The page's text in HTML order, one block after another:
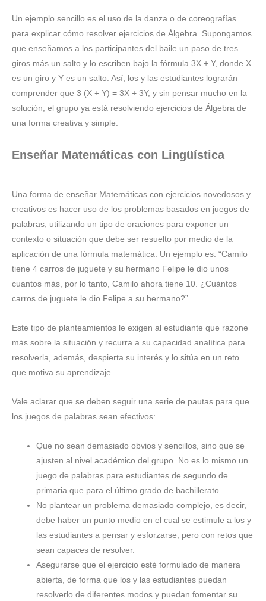
Un ejemplo sencillo es el uso de la danza o de coreografías
para explicar cómo resolver ejercicios de Álgebra. Supongamos
que enseñamos a los participantes del baile un paso de tres
giros más un salto y lo escriben bajo la fórmula 3X + Y, donde X
es un giro y Y es un salto. Así, los y las estudiantes lograrán
comprender que 3 (X + Y) = 3X + 3Y, y sin pensar mucho en la
solución, el grupo ya está resolviendo ejercicios de Álgebra de
una forma creativa y simple.
Enseñar Matemáticas con Lingüística
Una forma de enseñar Matemáticas con ejercicios novedosos y
creativos es hacer uso de los problemas basados en juegos de
palabras, utilizando un tipo de oraciones para exponer un
contexto o situación que debe ser resuelto por medio de la
aplicación de una fórmula matemática. Un ejemplo es: “Camilo
tiene 4 carros de juguete y su hermano Felipe le dio unos
cuantos más, por lo tanto, Camilo ahora tiene 10. ¿Cuántos
carros de juguete le dio Felipe a su hermano?”.
Este tipo de planteamientos le exigen al estudiante que razone
más sobre la situación y recurra a su capacidad analítica para
resolverla, además, despierta su interés y lo sitúa en un reto
que motiva su aprendizaje.
Vale aclarar que se deben seguir una serie de pautas para que
los juegos de palabras sean efectivos:
Que no sean demasiado obvios y sencillos, sino que se
ajusten al nivel académico del grupo. No es lo mismo un
juego de palabras para estudiantes de segundo de
primaria que para el último grado de bachillerato.
No plantear un problema demasiado complejo, es decir,
debe haber un punto medio en el cual se estimule a los y
las estudiantes a pensar y esforzarse, pero con retos que
sean capaces de resolver.
Asegurarse que el ejercicio esté formulado de manera
abierta, de forma que los y las estudiantes puedan
resolverlo de diferentes modos y puedan fomentar su